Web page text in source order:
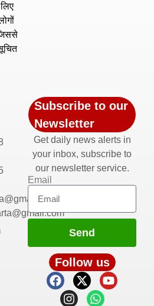
Subscribe to our
Newsletter
Get daily news alerts in
your inbox, subscribe to
our newsletter service.
Email
Send
Follow us